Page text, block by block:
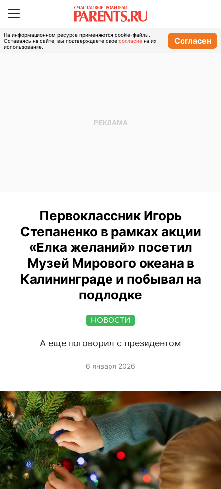
На информационном ресурсе применяются cookie-файлы.
Оставаясь на сайте, вы подтверждаете свое согласие на их
использование.
Согласен
Первоклассник Игорь
Степаненко в рамках акции
«Елка желаний» посетил
Музей Мирового океана в
Калининграде и побывал на
подлодке
НОВОСТИ
А еще поговорил с президентом
6 января 2026